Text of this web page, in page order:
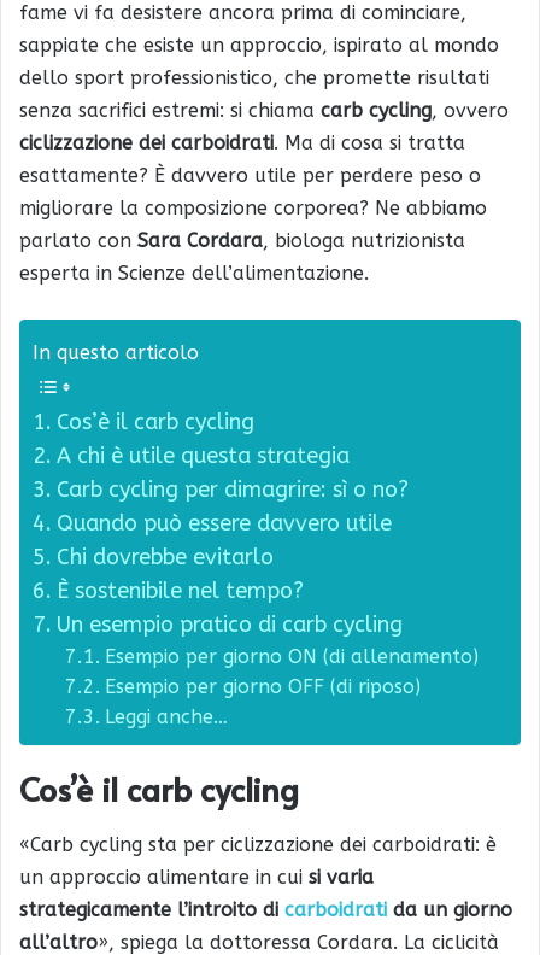
fame vi fa desistere ancora prima di cominciare,
sappiate che esiste un approccio, ispirato al mondo
dello sport professionistico, che promette risultati
senza sacrifici estremi: si chiama carb cycling, ovvero
ciclizzazione dei carboidrati. Ma di cosa si tratta
esattamente? È davvero utile per perdere peso o
migliorare la composizione corporea? Ne abbiamo
parlato con Sara Cordara, biologa nutrizionista
esperta in Scienze dell’alimentazione.
In questo articolo
Cos’è il carb cycling
A chi è utile questa strategia
Carb cycling per dimagrire: sì o no?
Quando può essere davvero utile
Chi dovrebbe evitarlo
È sostenibile nel tempo?
Un esempio pratico di carb cycling
Esempio per giorno ON (di allenamento)
Esempio per giorno OFF (di riposo)
Leggi anche…
Cos’è il carb cycling
«Carb cycling sta per ciclizzazione dei carboidrati: è
un approccio alimentare in cui si varia
strategicamente l’introito di carboidrati da un giorno
all’altro», spiega la dottoressa Cordara. La ciclicità